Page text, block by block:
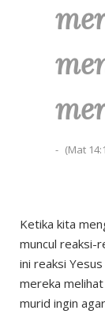
(Mat
Ketika kita
muncul reaksi-
ini reaksi
mereka
murid ingin